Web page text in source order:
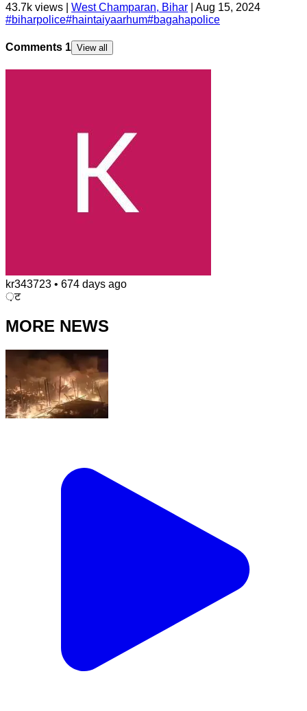
43.7k views | West Champaran, Bihar
Aug 15, 2024
#biharpolice#haintaiyaarhum#bagahapolice
Comments 1 View all
kr343723 • 674 days ago
़ट
MORE NEWS